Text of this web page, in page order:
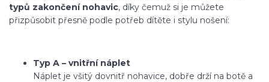
typů zakončení nohavic, díky čemuž si je můžete
přizpůsobit přesně podle potřeb dítěte i stylu nošení:
Typ A – vnitřní náplet
Náplet je všitý dovnitř nohavice, dobře drží na botě a